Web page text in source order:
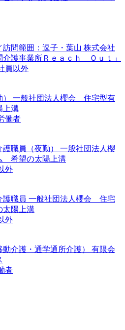
問範囲：逗子・葉山 株式会社
護事業所Ｒｅａｃｈ Ｏｕｔ」
員以外
） 一般社団法人櫻会 住宅型有
上溝
働者
職員（夜勤） 一般社団法人櫻
希望の太陽上溝
外
護職員 一般社団法人櫻会 住宅
陽上溝
外
介護・通学通所介護） 有限会
者